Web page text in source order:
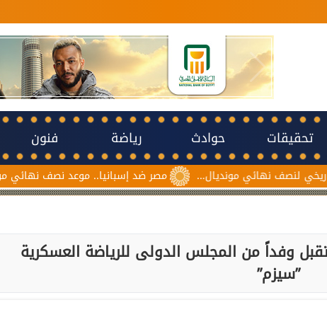
تحقيقات حوادث رياضة فنون
مصر ضد إسبانيا.. موعد نصف نهائي مونديال نهائي مونديال...
وفداً من المجلس الدولى للرياضة العسكرية
”سيزم”